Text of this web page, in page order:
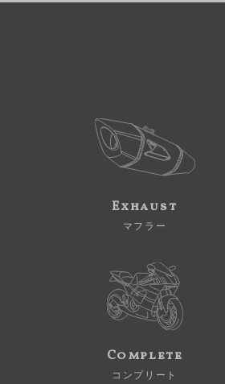
Exhaust
マフラー
Complete
コンプリート